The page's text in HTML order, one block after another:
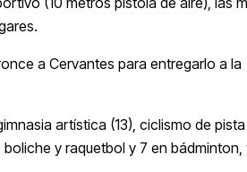
a Cervantes para entregarlo a la
artística (13), ciclismo de
y raquetbol y 7 en bádminton,